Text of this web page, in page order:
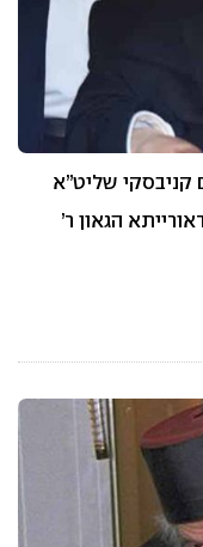
קניבסקי שליט”א
הגאון ר’